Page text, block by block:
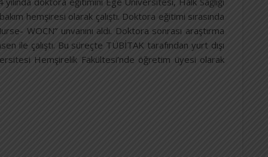
hemşiresi olarak çalıştı. Doktora eğitimi sırasında
WOCN” unvanını aldı. Doktora sonrası araştırma
ile çalıştı. Bu süreçte TÜBİTAK tarafından yurt dışı
Hemşirelik Fakültesi’nde öğretim üyesi olarak